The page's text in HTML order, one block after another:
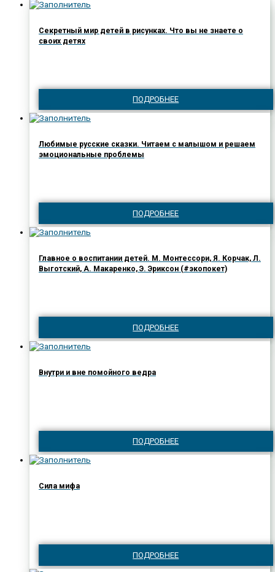
Секретный мир детей в рисунках. Что вы не знаете о
своих детях
ПОДРОБНЕЕ
Любимые русские сказки. Читаем с малышом и решаем
эмоциональные проблемы
ПОДРОБНЕЕ
Главное о воспитании детей. М. Монтессори, Я. Корчак, Л.
Выготский, А. Макаренко, Э. Эриксон (#экопокет)
ПОДРОБНЕЕ
Внутри и вне помойного ведра
ПОДРОБНЕЕ
Сила мифа
ПОДРОБНЕЕ